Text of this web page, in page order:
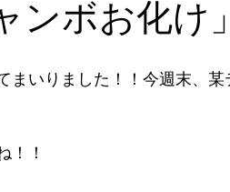
ンボお化
まいりました！！今週末、
！！